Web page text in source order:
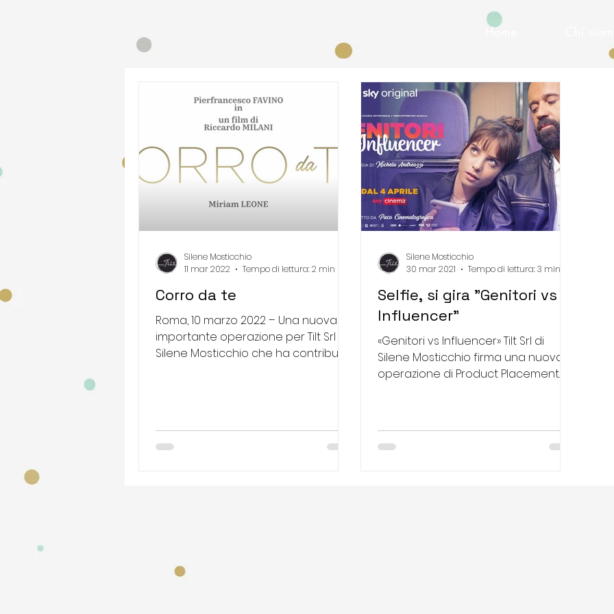
Home
Corro da te
Roma, 10 marzo 2022 – Una nuova
importante operazione per Tilt Srl di
Silene Mosticchio che ha contribuito
Silene Mosticchio
11 mar 2022
Tempo di lettura: 2 min
Selfie, si gira "Genitori vs
Influencer"
«Genitori vs Influencer» Tilt Srl di
Silene Mosticchio firma una nuova
operazione di Product Placement
Silene Mosticchio
30 mar 2021
Tempo di lettura: 3 min